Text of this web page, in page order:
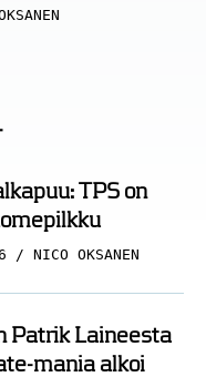
TPS on
NICO OKSANEN
Patrik Laineesta
mania alkoi